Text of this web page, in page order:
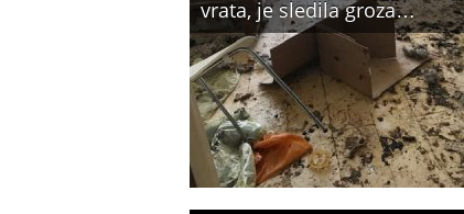
vrata, je sledila groza…